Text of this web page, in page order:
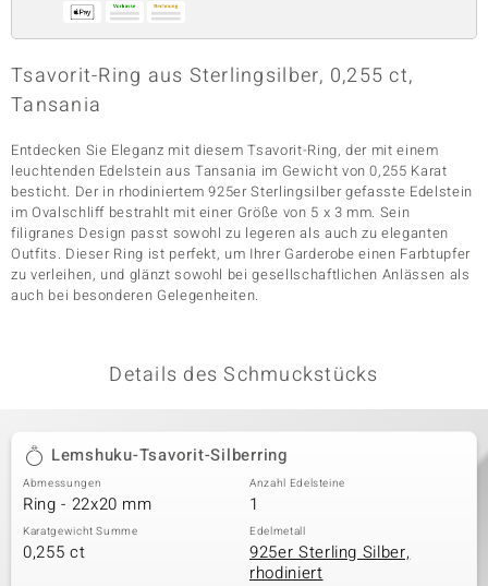
Classics
Tsavorit-Ring aus Sterlingsilber, 0,255 ct,
Tansania
Entdecken Sie Eleganz mit diesem Tsavorit-Ring, der mit einem
leuchtenden Edelstein aus Tansania im Gewicht von 0,255 Karat
besticht. Der in rhodiniertem 925er Sterlingsilber gefasste Edelstein
im Ovalschliff bestrahlt mit einer Größe von 5 x 3 mm. Sein
filigranes Design passt sowohl zu legeren als auch zu eleganten
Outfits. Dieser Ring ist perfekt, um Ihrer Garderobe einen Farbtupfer
zu verleihen, und glänzt sowohl bei gesellschaftlichen Anlässen als
auch bei besonderen Gelegenheiten.
Details des Schmuckstücks
Lemshuku-Tsavorit-Silberring
Abmessungen
Ring - 22x20 mm
Anzahl Edelsteine
1
Karatgewicht Summe
0,255 ct
Edelmetall
925er Sterling Silber,
rhodiniert